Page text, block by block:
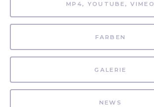
MP4, YOUTUBE, VIMEO
FARBEN
GALERIE
NEWS